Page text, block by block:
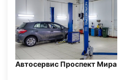
Автосервис Проспект Мира